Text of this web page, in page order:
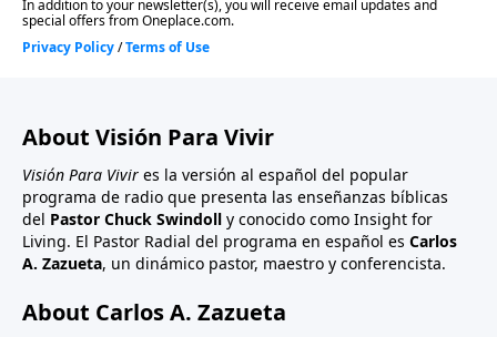
About Visión Para Vivir
Visión Para Vivir es la versión al español del popular
programa de radio que presenta las enseñanzas bíblicas
del Pastor Chuck Swindoll y conocido como Insight for
Living. El Pastor Radial del programa en español es Carlos
A. Zazueta, un dinámico pastor, maestro y conferencista.
About Carlos A. Zazueta